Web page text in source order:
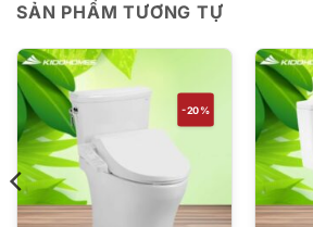
SẢN PHẨM TƯƠNG TỰ
-20%